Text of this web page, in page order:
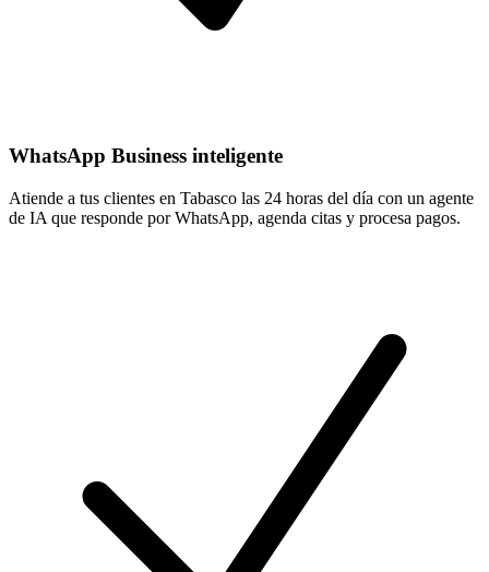
WhatsApp Business inteligente
Atiende a tus clientes en Tabasco las 24 horas del día con un agente
de IA que responde por WhatsApp, agenda citas y procesa pagos.